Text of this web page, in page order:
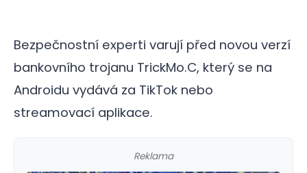
Bezpečnostní experti varují před novou verzí
bankovního trojanu TrickMo.C, který se na
Androidu vydává za TikTok nebo
streamovací aplikace.
Reklama